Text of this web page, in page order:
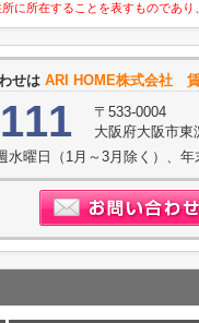
に所在することを表すものであり
せは ARI HOME株式会社
〒533-0004
大阪府大阪市東
水曜日（1月～3月除く）、年